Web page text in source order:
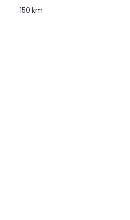
150 km